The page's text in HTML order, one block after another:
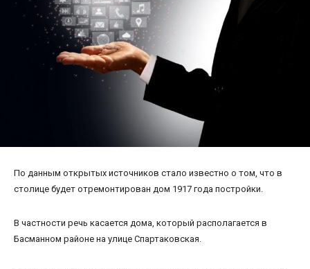
По данным открытых источников стало известно о том, что в
столице будет отремонтирован дом 1917 года постройки.
В частности речь касается дома, который располагается в
Басманном районе на улице Спартаковская.